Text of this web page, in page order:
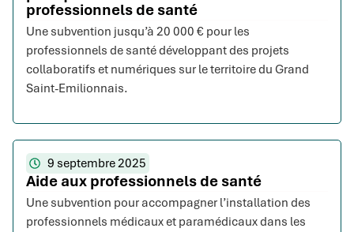
professionnels de santé
Une subvention jusqu’à 20 000 € pour les
professionnels de santé développant des projets
collaboratifs et numériques sur le territoire du Grand
Saint-Emilionnais.
9 septembre 2025
Aide aux professionnels de santé
Une subvention pour accompagner l’installation des
professionnels médicaux et paramédicaux dans les